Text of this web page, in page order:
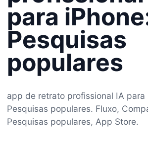
para
Pesquisas
populares
app de retrato profissional IA para
Pesquisas populares. Fluxo,
Pesquisas populares, App Store.